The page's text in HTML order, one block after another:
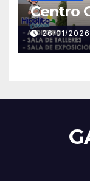
Centro
26/01/2026